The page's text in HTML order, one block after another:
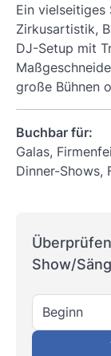
Ein vielseitiges
Zirkusartistik,
DJ-Setup mit
große Bühnen
Buchbar für:
Galas,
Dinner-Shows,
Show/
Beginn